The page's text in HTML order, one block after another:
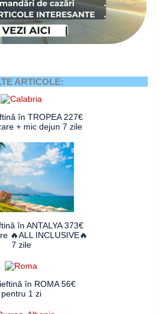
ARTICOLE:
în TROPEA 227€
+ mic dejun 7 zile
în ANTALYA 373€
🔥ALL INCLUSIVE🔥
7 zile
în ROMA 56€
pentru 1 zi